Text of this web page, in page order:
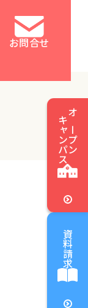
お問合せ
オープン
キャンパス
資料請求